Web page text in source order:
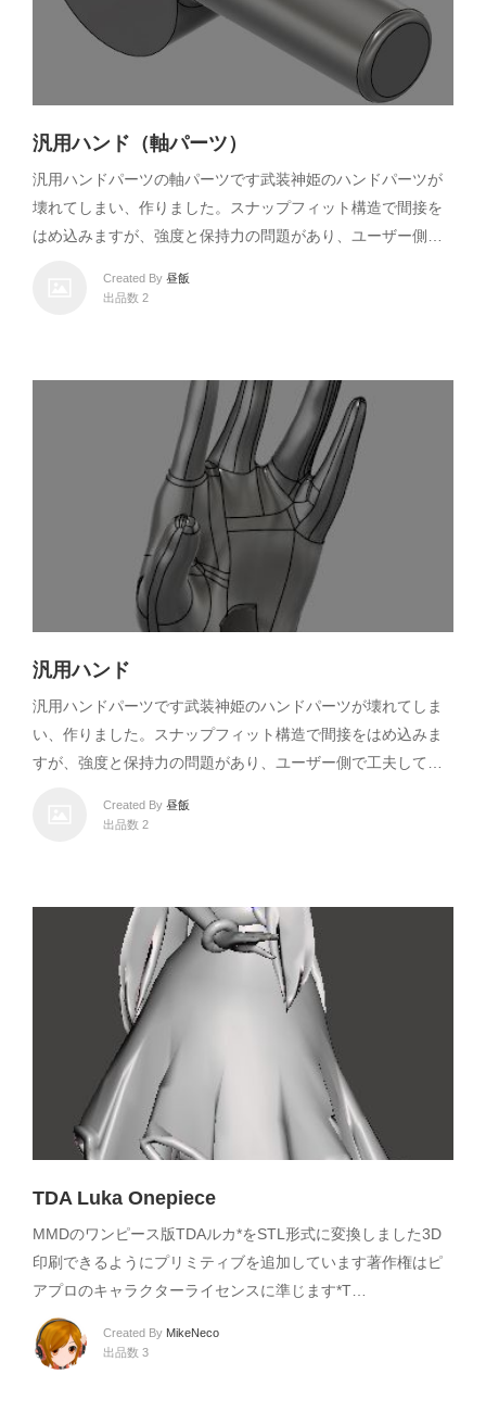
汎用ハンド（軸パーツ）
汎用ハンドパーツの軸パーツです武装神姫のハンドパーツが
壊れてしまい、作りました。スナップフィット構造で間接を
はめ込みますが、強度と保持力の問題があり、ユーザー側…
Created By 昼飯
出品数 2
汎用ハンド
汎用ハンドパーツです武装神姫のハンドパーツが壊れてしま
い、作りました。スナップフィット構造で間接をはめ込みま
すが、強度と保持力の問題があり、ユーザー側で工夫して…
Created By 昼飯
出品数 2
TDA Luka Onepiece
MMDのワンピース版TDAルカ*をSTL形式に変換しました3D
印刷できるようにプリミティブを追加しています著作権はピ
アプロのキャラクターライセンスに準じます*T…
Created By MikeNeco
出品数 3